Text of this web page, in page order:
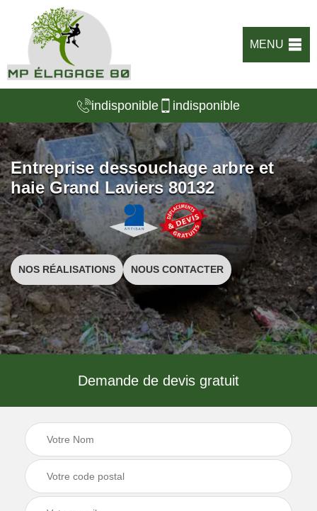
MENU
indisponible indisponible
Entreprise dessouchage arbre et
haie Grand Laviers 80132
NOS RÉALISATIONS NOUS CONTACTER
Demande de devis gratuit